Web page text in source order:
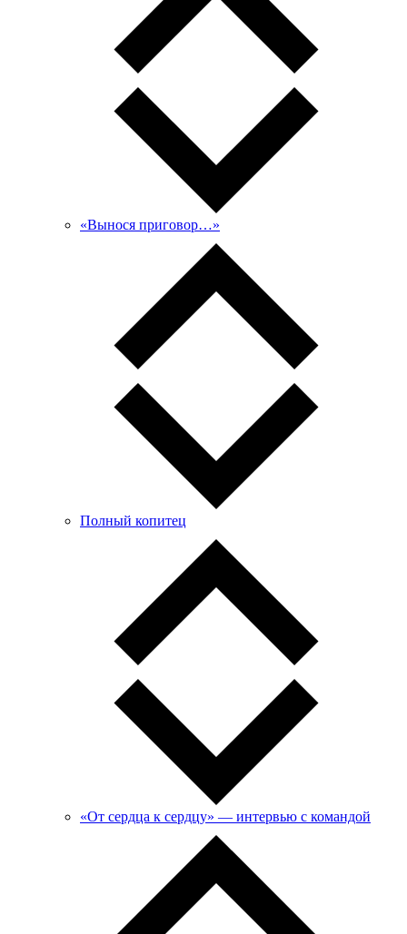
«Вынося приговор…»
Полный копитец
«От сердца к сердцу» — интервью с командой